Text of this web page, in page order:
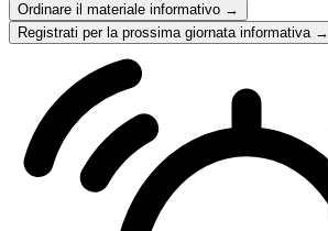
Ordinare il materiale informativo →
Registrati per la prossima giornata informativa →